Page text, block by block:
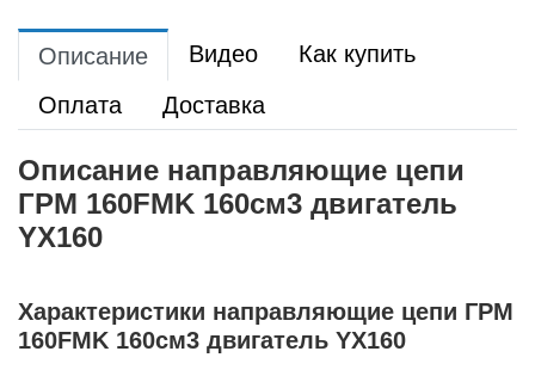
Описание Видео
Как купить
Оплата
Доставка
Описание направляющие цепи
ГРМ 160FMK 160см3 двигатель
YX160
Характеристики направляющие цепи ГРМ
160FMK 160см3 двигатель YX160